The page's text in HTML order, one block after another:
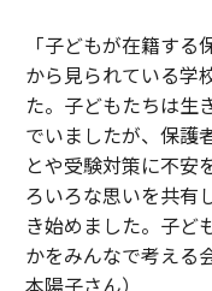
「子どもが在籍す
から見られている学
た。子どもたちは生
でいましたが、保護
とや受験対策に不安
ろいろな思いを共有
き始めました。子ど
かをみんなで考える
本陽子さん）